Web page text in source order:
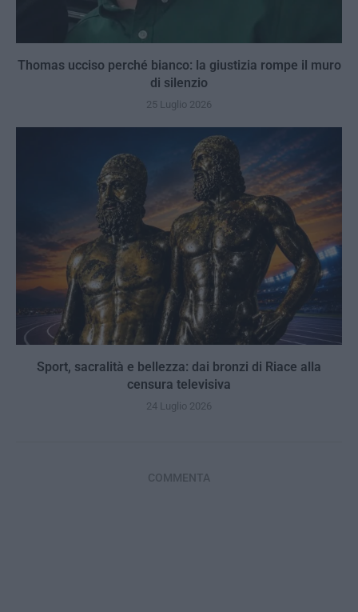
Thomas ucciso perché bianco: la giustizia rompe il muro
di silenzio
25 Luglio 2026
Sport, sacralità e bellezza: dai bronzi di Riace alla
censura televisiva
24 Luglio 2026
COMMENTA